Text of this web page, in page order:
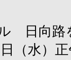
日向路
日（水）